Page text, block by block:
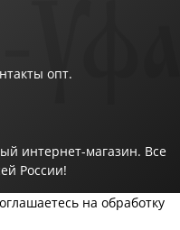
опт.
интернет-магазин. Все
России!
на обработку